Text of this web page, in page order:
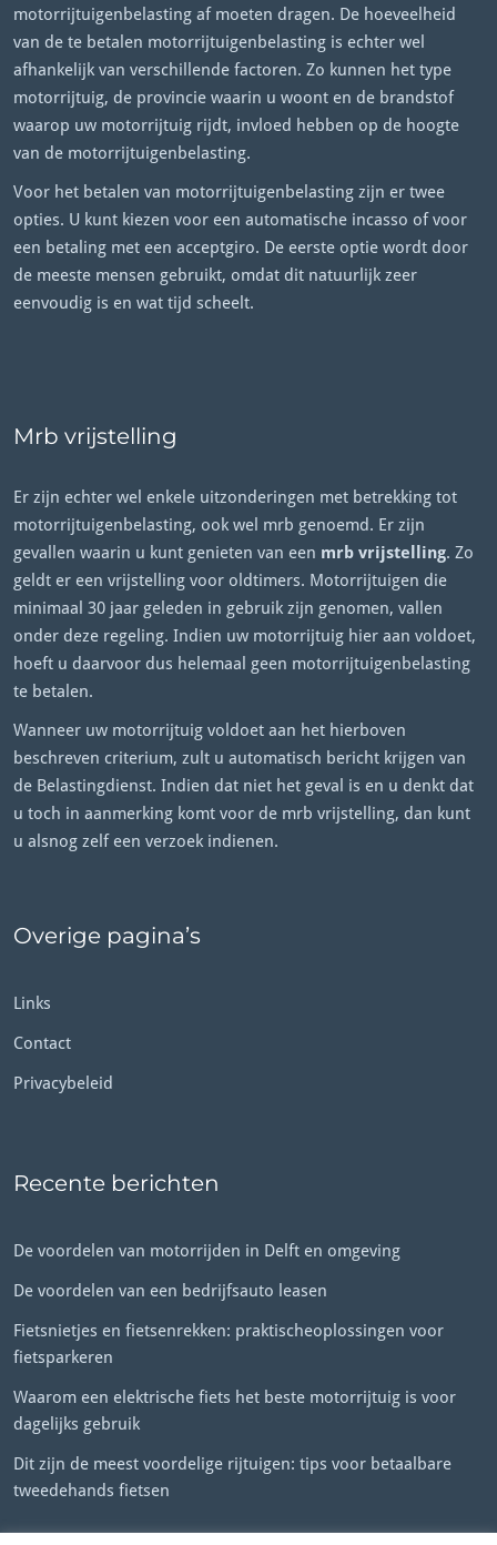
motorrijtuigenbelasting af moeten dragen. De hoeveelheid
van de te betalen motorrijtuigenbelasting is echter wel
afhankelijk van verschillende factoren. Zo kunnen het type
motorrijtuig, de provincie waarin u woont en de brandstof
waarop uw motorrijtuig rijdt, invloed hebben op de hoogte
van de motorrijtuigenbelasting.
Voor het betalen van motorrijtuigenbelasting zijn er twee
opties. U kunt kiezen voor een automatische incasso of voor
een betaling met een acceptgiro. De eerste optie wordt door
de meeste mensen gebruikt, omdat dit natuurlijk zeer
eenvoudig is en wat tijd scheelt.
Mrb vrijstelling
Er zijn echter wel enkele uitzonderingen met betrekking tot
motorrijtuigenbelasting, ook wel mrb genoemd. Er zijn
gevallen waarin u kunt genieten van een mrb vrijstelling. Zo
geldt er een vrijstelling voor oldtimers. Motorrijtuigen die
minimaal 30 jaar geleden in gebruik zijn genomen, vallen
onder deze regeling. Indien uw motorrijtuig hier aan voldoet,
hoeft u daarvoor dus helemaal geen motorrijtuigenbelasting
te betalen.
Wanneer uw motorrijtuig voldoet aan het hierboven
beschreven criterium, zult u automatisch bericht krijgen van
de Belastingdienst. Indien dat niet het geval is en u denkt dat
u toch in aanmerking komt voor de mrb vrijstelling, dan kunt
u alsnog zelf een verzoek indienen.
Overige pagina’s
Links
Contact
Privacybeleid
Recente berichten
De voordelen van motorrijden in Delft en omgeving
De voordelen van een bedrijfsauto leasen
Fietsnietjes en fietsenrekken: praktischeoplossingen voor
fietsparkeren
Waarom een elektrische fiets het beste motorrijtuig is voor
dagelijks gebruik
Dit zijn de meest voordelige rijtuigen: tips voor betaalbare
tweedehands fietsen